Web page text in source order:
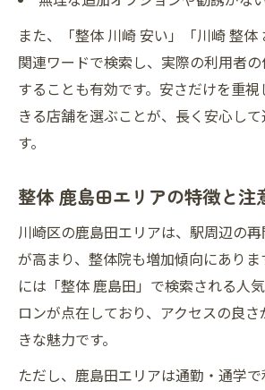
また、「整体 川崎 安い」「川崎 整体
関連ワードで検索し、実際の利用者
することも有効です。安さだけを重
きる店舗を選ぶことが、長く安心し
す。
整体 鹿島田エリアの特徴と注
川崎区の鹿島田エリアは、駅周辺の
が高まり、整体院も増加傾向にありま
には「整体 鹿島田」で検索される人
ロンが点在しており、アクセスの良
きな魅力です。
ただし、鹿島田エリアは通勤・通学